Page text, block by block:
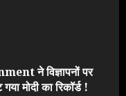
ने विज्ञापनों पर
मोदी का रिकॉर्ड !